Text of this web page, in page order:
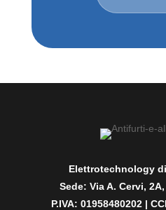
Elettrotechnology
Sede: Via A. Cervi,
P.IVA: 01958480202 |